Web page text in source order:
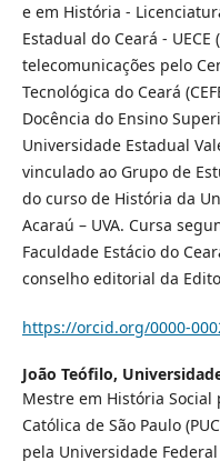
e em História -
Estadual do Ceará - UECE
telecomunicações pelo
Tecnológica do Ceará
Docência do Ensino
Universidade Estadual
vinculado ao Grupo de
do curso de História da
Acaraú – UVA. Cursa
Faculdade Estácio do
conselho editorial da
https://orcid.org/0000-
João Teófilo,
Mestre em História
Católica de São Paulo
pela Universidade